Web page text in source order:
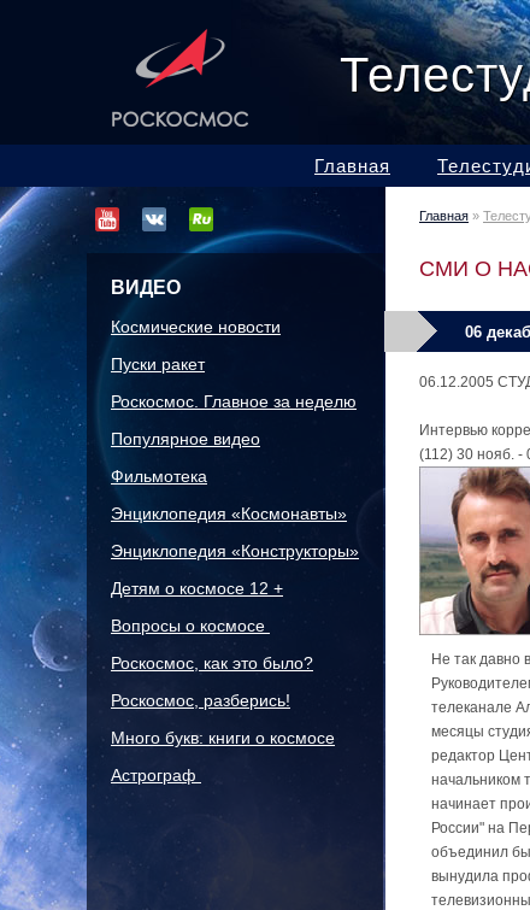
Главная
ВИДЕО
Космические новости
Пуски ракет
Роскосмос. Главное за неделю
Популярное видео
Фильмотека
Энциклопедия «Космонавты»
Энциклопедия «Конструкторы»
Детям о космосе 12 +
Вопросы о космосе
Роскосмос, как это было?
Роскосмос, разберись!
Много букв: книги о космосе
Астрограф
Главная »
СМИ О
06
06.12.2005
Интервью
(112) 30 нояб. -
Не так давно
телеканале
месяцы
редактор
начальником
начинает
России" на
объединил
вынудила